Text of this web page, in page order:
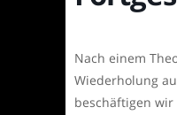
Nach einem
Wiederholung
beschäftigen